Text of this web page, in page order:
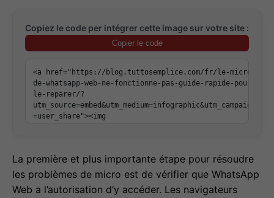
Copiez le code per intégrer cette image sur votre site :
Copier le code
La première et plus importante étape pour résoudre
les problèmes de micro est de vérifier que WhatsApp
Web a l’autorisation d’y accéder. Les navigateurs